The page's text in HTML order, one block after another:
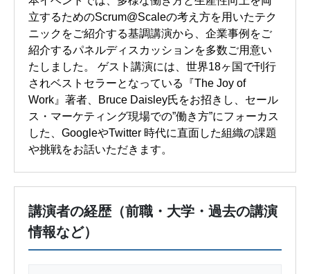
立するためのScrum@Scaleの考え方を用いたテク
ニックをご紹介する基調講演から、企業事例をご
紹介するパネルディスカッションを多数ご用意い
たしました。 ゲスト講演には、世界18ヶ国で刊行
されベストセラーとなっている『The Joy of
Work』著者、Bruce Daisley氏をお招きし、セール
ス・マーケティング現場での”働き方”にフォーカス
した、GoogleやTwitter 時代に直面した組織の課題
や挑戦をお話いただきます。
講演者の経歴（前職・大学・過去の講演
情報など）